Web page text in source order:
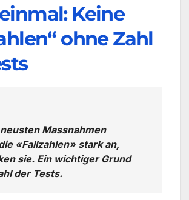
Keine
ohne Zahl
Massnahmen
«Fallzahlen» stark an,
sie. Ein wichtiger Grund
der Tests.